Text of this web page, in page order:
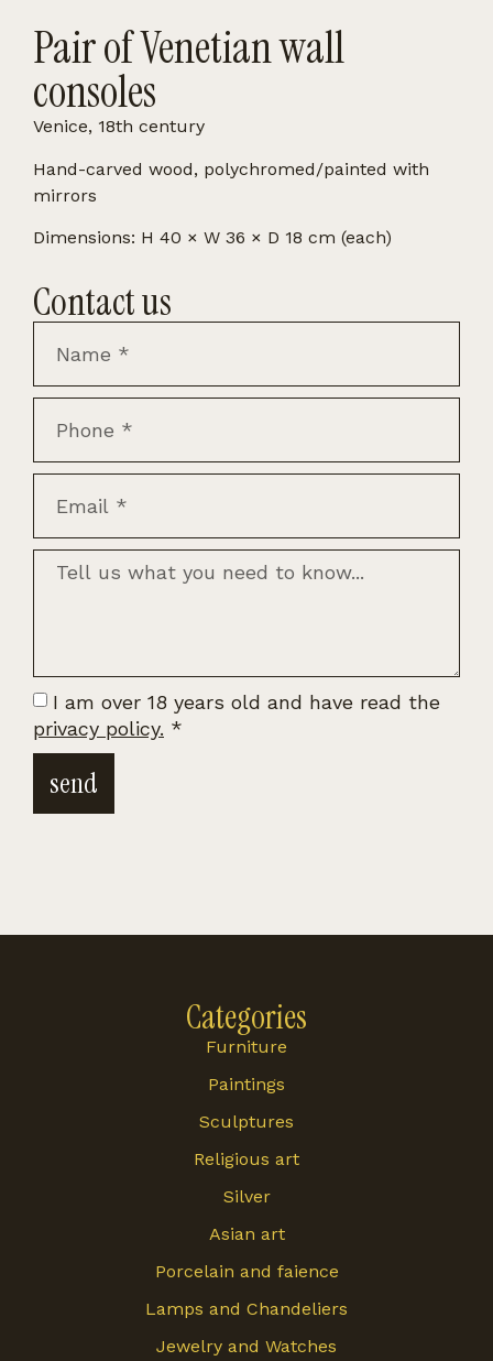
Pair of Venetian wall
consoles
Venice, 18th century
Hand-carved wood, polychromed/painted with
mirrors
Dimensions: H 40 × W 36 × D 18 cm (each)
Contact us
I am over 18 years old and have read the
privacy policy. *
send
Categories
Furniture
Paintings
Sculptures
Religious art
Silver
Asian art
Porcelain and faience
Lamps and Chandeliers
Jewelry and Watches